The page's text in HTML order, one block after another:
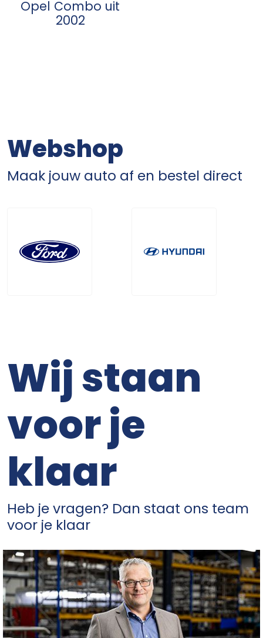
Opel Combo uit
2002
Webshop
Maak jouw auto af en bestel direct
Wij staan
voor je
klaar
Heb je vragen? Dan staat ons team
voor je klaar